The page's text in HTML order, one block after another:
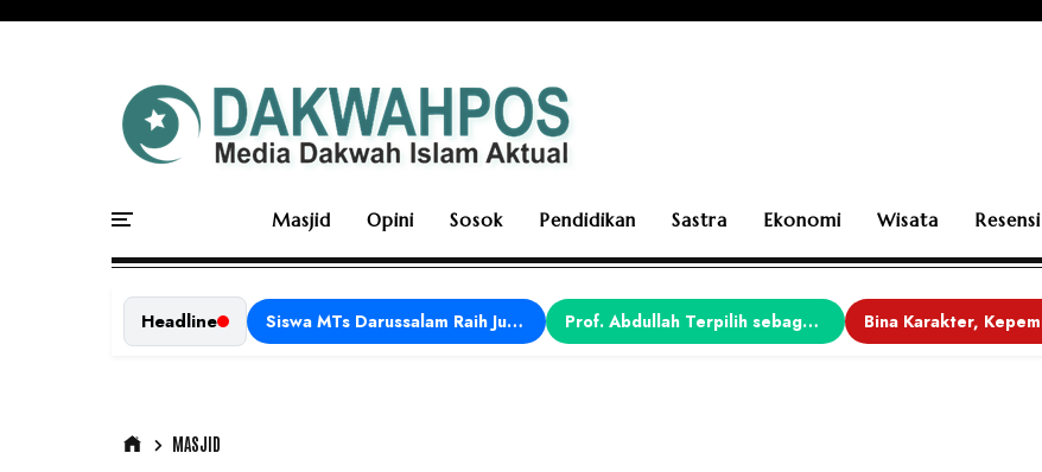
Masjid Opini Sosok Pendidikan Sastra Ekonomi Wisata Resensi
Headline Siswa MTs Darussalam Raih Juara 1 dalam Porseni Tingkat Kabupaten Ciamis Tahun 2026 Prof. Abdullah Terpilih sebagai Ketua APDII Periode 2026–2030
MASJID